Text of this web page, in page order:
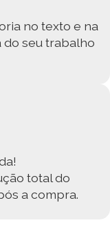
no texto e na
do seu trabalho
total do
a compra.